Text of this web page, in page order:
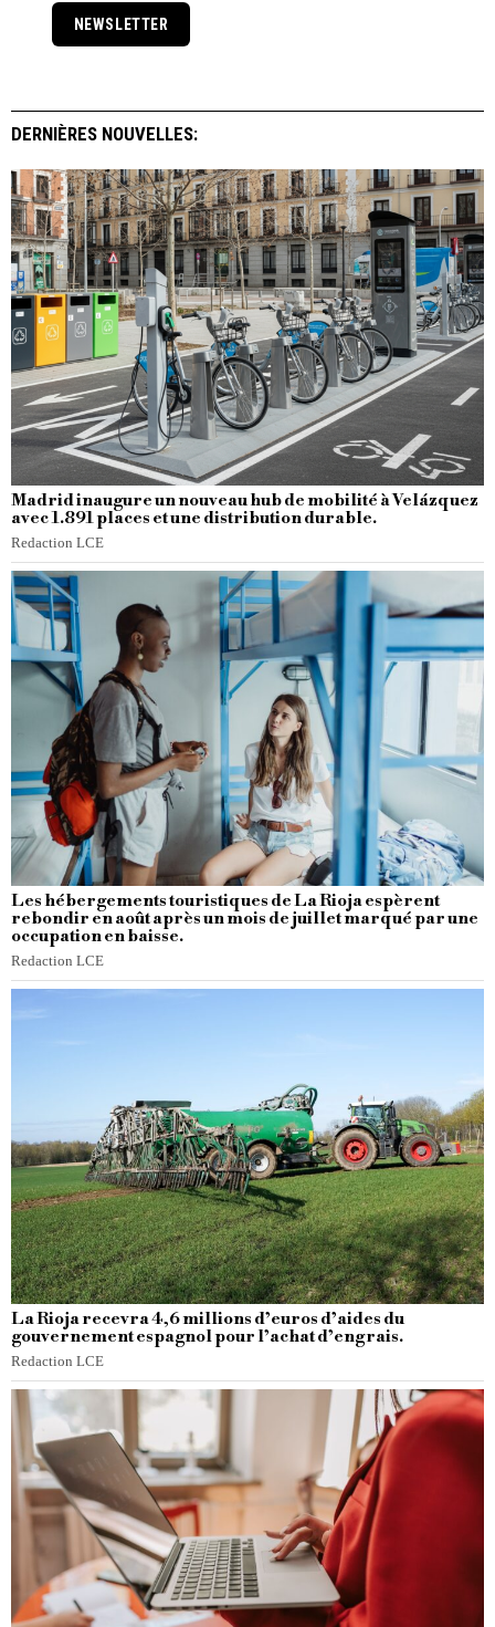
NEWSLETTER
DERNIÈRES NOUVELLES:
Madrid inaugure un nouveau hub de mobilité à Velázquez
avec 1.891 places et une distribution durable.
Redaction LCE
Les hébergements touristiques de La Rioja espèrent
rebondir en août après un mois de juillet marqué par une
occupation en baisse.
Redaction LCE
La Rioja recevra 4,6 millions d’euros d’aides du
gouvernement espagnol pour l’achat d’engrais.
Redaction LCE